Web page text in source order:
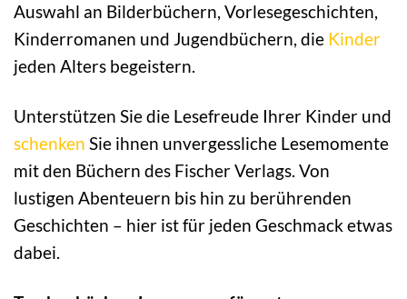
Auswahl an Bilderbüchern, Vorlesegeschichten,
Kinderromanen und Jugendbüchern, die Kinder
jeden Alters begeistern.
Unterstützen Sie die Lesefreude Ihrer Kinder und
schenken Sie ihnen unvergessliche Lesemomente
mit den Büchern des Fischer Verlags. Von
lustigen Abenteuern bis hin zu berührenden
Geschichten – hier ist für jeden Geschmack etwas
dabei.